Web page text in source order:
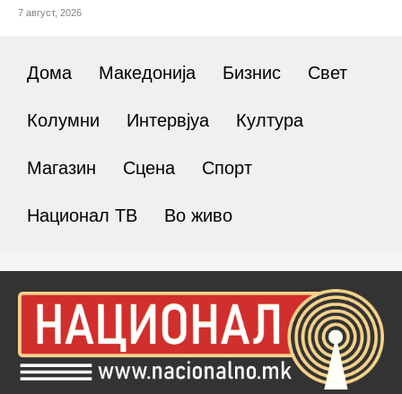
7 август, 2026
Дома Македонија Бизнис Свет
Колумни Интервјуа Култура
Магазин Сцена Спорт
Национал ТВ Во живо